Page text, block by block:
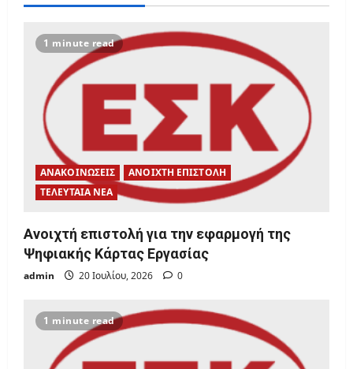
1 minute read
ΑΝΑΚΟΙΝΩΣΕΙΣ
ΑΝΟΙΧΤΗ ΕΠΙΣΤΟΛΗ
ΤΕΛΕΥΤΑΙΑ ΝΕΑ
Ανοιχτή επιστολή για την εφαρμογή της
Ψηφιακής Κάρτας Εργασίας
admin 20 Ιουλίου, 2026 0
1 minute read